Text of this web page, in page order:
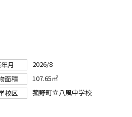
月
2026/8
面積
107.65㎡
校区 菰野町立八風中学校